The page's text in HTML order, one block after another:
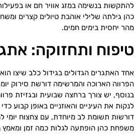
להתקשות בנשימה במזג אוויר חם או
כהן גילתה שלילי אוהבת טיולים קצרים
מהר יחסית בימים חמים.
טיפוח ותחזוקה:
אחד האתגרים הגדולים בגידול כלב שיצו הוא
הפרווה הארוכה והמרשימה דורשת סירוק
לנקות את העיניים והאוזניים באופן קבוע
דורשות תשומת לב מיוחדת, עם צחצוח יומי
משפחת כהן הופתעה לגלות כמה זמן ומאמץ